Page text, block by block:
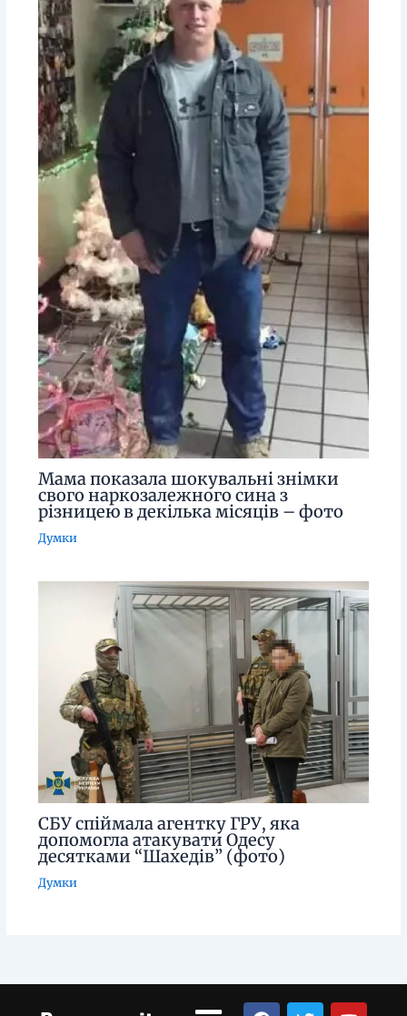
Мама показала шокувальні знімки
свого наркозалежного сина з
різницею в декілька місяців – фото
Думки
СБУ спіймала агентку ГРУ, яка
допомогла атакувати Одесу
десятками “Шахедів” (фото)
Думки
Menu
F T Y